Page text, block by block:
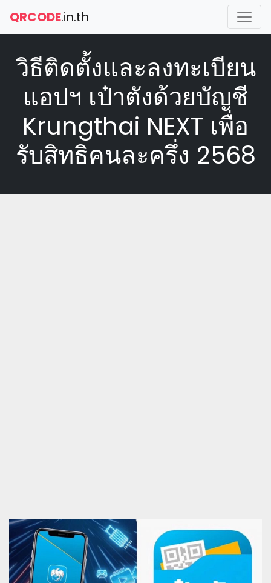
QRCODE.in.th
วิธีติดตั้งและลงทะเบียน
แอปฯ เป๋าตังด้วยบัญชี
Krungthai NEXT เพื่อ
รับสิทธิคนละครึ่ง 2568